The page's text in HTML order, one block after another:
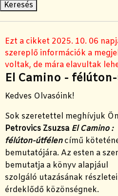
Ezt a cikket 2025. 10. 06
szereplő információk a
voltak, de mára elavultak
El Camino -
Kedves Olvasóink!
Sok szeretettel meghívjuk
Petrovics Zsuzsa El Camino :
félúton-útfélencímű
bemutatójára. Az esten a
bemutatja a könyv alapjául
szolgáló utazásának
érdeklődő közönségnek.